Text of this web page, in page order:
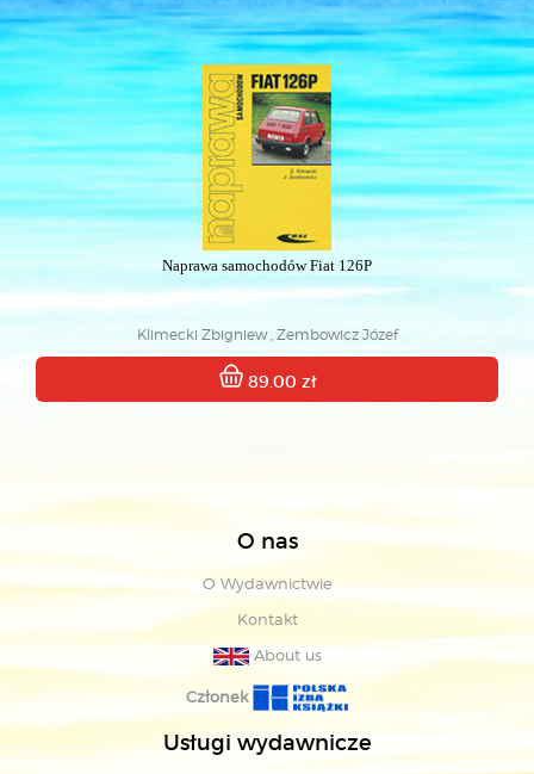
Naprawa samochodów Fiat 126P
Klimecki Zbigniew , Zembowicz Józef
89.00 zł
O nas
O Wydawnictwie
Kontakt
About us
Członek
Usługi wydawnicze